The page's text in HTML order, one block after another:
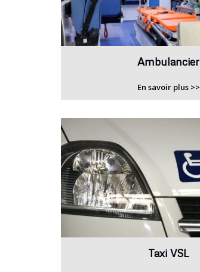
Ambulancier
En savoir plus >>
Taxi VSL